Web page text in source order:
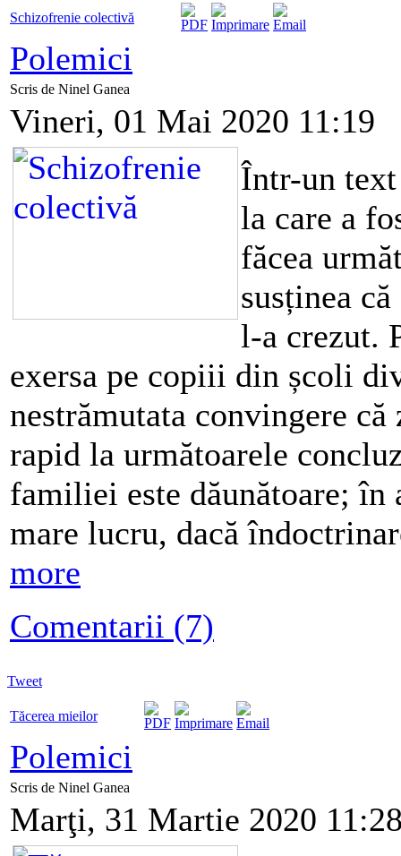
Schizofrenie colectivă
Polemici
Scris de Ninel Ganea
Vineri, 01 Mai 2020 11:19
Într-un text
la care a
făcea
susținea
l-a crezut.
exersa pe copiii din școli
nestrămutata convingere că
rapid la următoarele
familiei este dăunătoare; în
mare lucru, dacă
more
Comentarii (7)
Tweet
Tăcerea mieilor
Polemici
Scris de Ninel Ganea
Marţi, 31 Martie 2020